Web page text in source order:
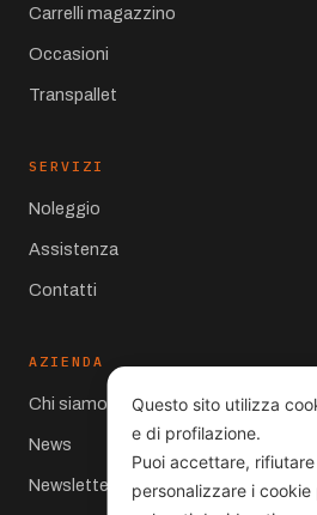
Carrelli magazzino
Occasioni
Transpallet
SERVIZI
Noleggio
Assistenza
Contatti
AZIENDA
Chi siamo
News
Newsletter
Questo sito utilizza
e di profilazione.
Puoi accettare,
personalizzare i cookie